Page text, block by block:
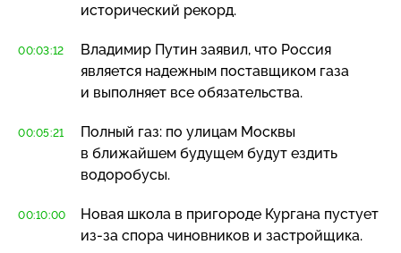
исторический рекорд.
00:03:12
Владимир Путин заявил, что Россия
является надежным поставщиком газа
и выполняет все обязательства.
00:05:21
Полный газ: по улицам Москвы
в ближайшем будущем будут ездить
водоробусы.
00:10:00
Новая школа в пригороде Кургана пустует
из-за спора чиновников и застройщика.